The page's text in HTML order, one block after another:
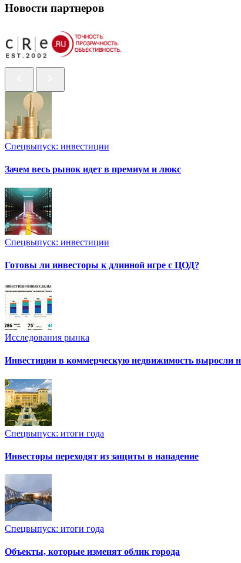
Новости партнеров
Спецвыпуск: инвестиции
Зачем весь рынок идет в премиум и люкс
Спецвыпуск: инвестиции
Готовы ли инвесторы к длинной игре с ЦОД?
Исследования рынка
Инвестиции в коммерческую недвижимость выросли
Спецвыпуск: итоги года
Инвесторы переходят из защиты в нападение
Спецвыпуск: итоги года
Объекты, которые изменят облик города